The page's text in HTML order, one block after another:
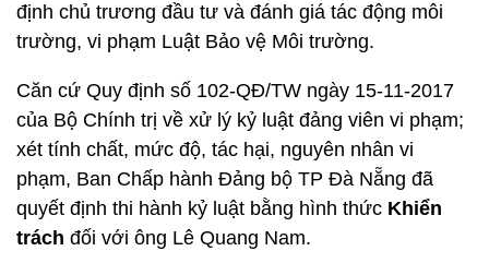
định chủ trương đầu tư và đánh giá tác động môi
trường, vi phạm Luật Bảo vệ Môi trường.
Căn cứ Quy định số 102-QĐ/TW ngày 15-11-2017
của Bộ Chính trị về xử lý kỷ luật đảng viên vi phạm;
xét tính chất, mức độ, tác hại, nguyên nhân vi
phạm, Ban Chấp hành Đảng bộ TP Đà Nẵng đã
quyết định thi hành kỷ luật bằng hình thức Khiển
trách đối với ông Lê Quang Nam.